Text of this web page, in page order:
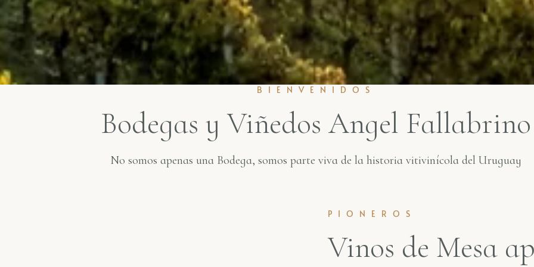
BIENVENIDOS
Bodegas y Viñedos Angel Fallabrino
No somos apenas una Bodega, somos parte viva de la historia vitivinícola del Uruguay
PIONEROS
Vinos de Mesa